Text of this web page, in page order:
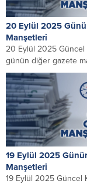
20 Eylül 2025
Manşetleri
20 Eylül 2025 Güncel
günün diğer gazete
19 Eylül 2025
Manşetleri
19 Eylül 2025 Güncel